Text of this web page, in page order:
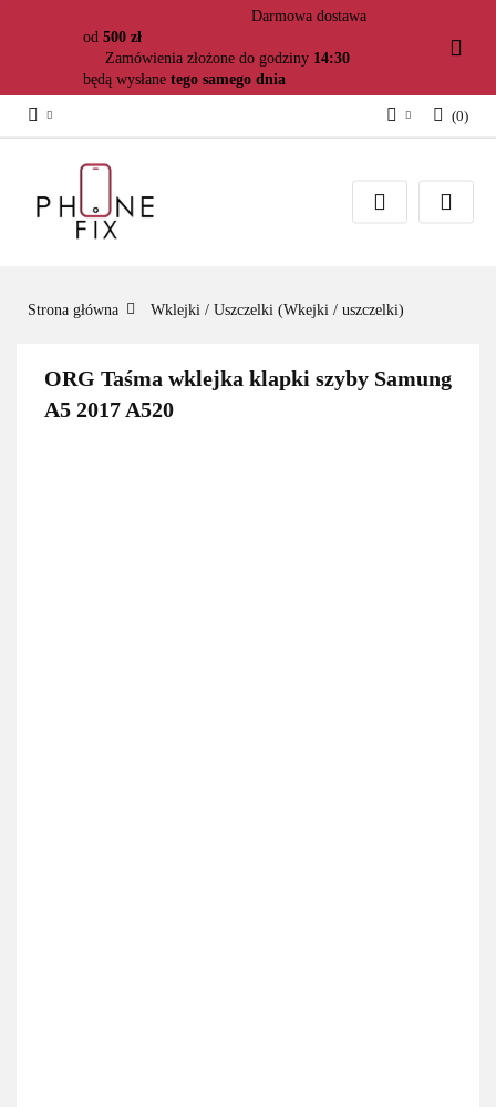
Darmowa dostawa
od 500 zł
Zamówienia złożone do godziny 14:30
będą wysłane tego samego dnia
Załóż konto
(0)
Strona główna Wklejki / Uszczelki (Wkejki / uszczelki)
ORG Taśma wklejka klapki szyby Samung
A5 2017 A520